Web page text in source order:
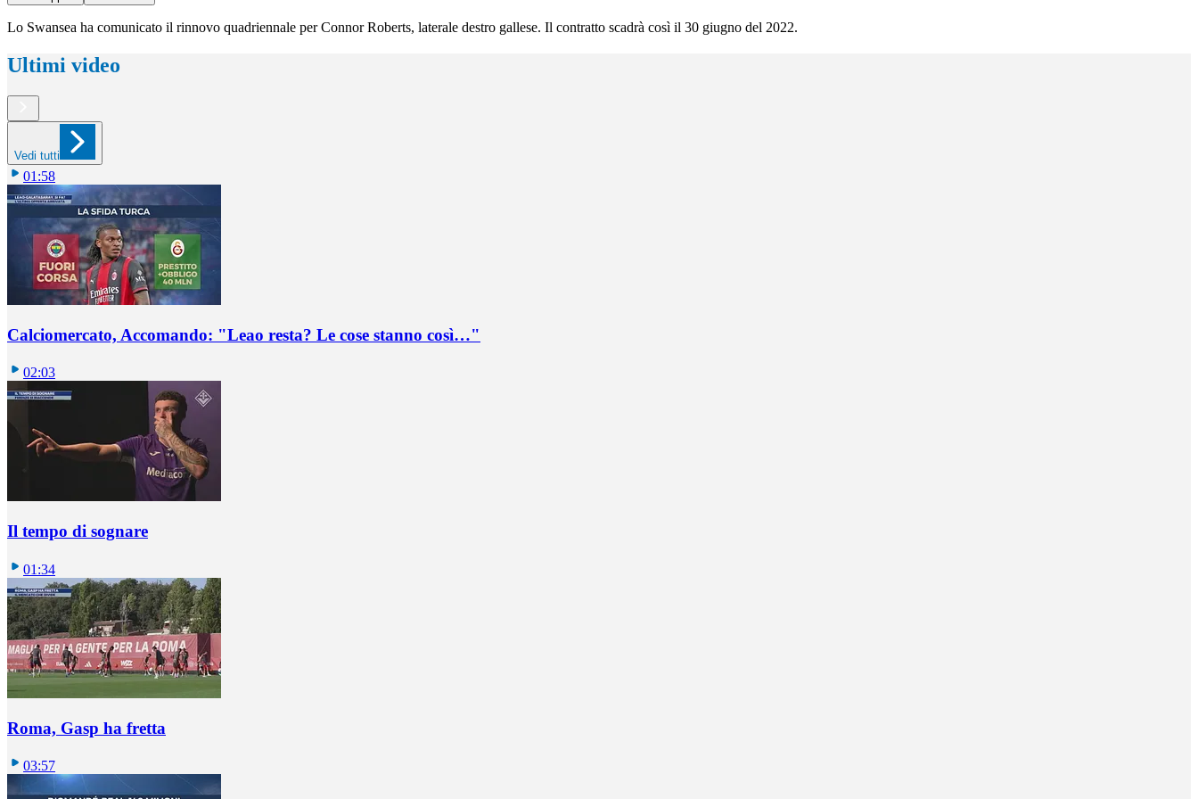
Lo Swansea ha comunicato il rinnovo quadriennale per Connor Roberts, laterale destro gallese. Il contratto scadrà così il 30 giugno del 2022.
Ultimi video
Vedi tutti
01:58
Calciomercato, Accomando: "Leao resta? Le cose stanno così…"
02:03
Il tempo di sognare
01:34
Roma, Gasp ha fretta
03:57